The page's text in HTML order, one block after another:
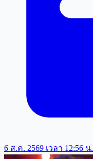
6 ส.ค. 2569 เวลา 12:56 น.